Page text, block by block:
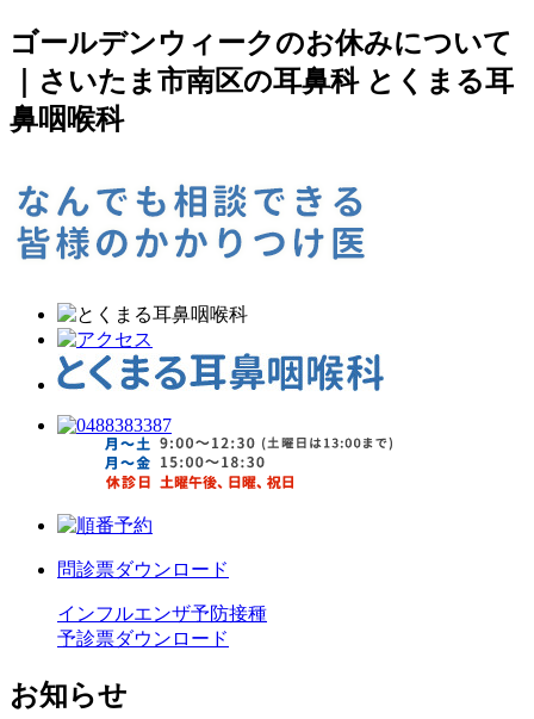
ゴールデンウィークのお休みについて
｜さいたま市南区の耳鼻科 とくまる耳
鼻咽喉科
問診票ダウンロード
インフルエンザ予防接種
予診票ダウンロード
お知らせ